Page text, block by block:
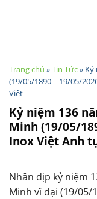
Trang chủ »Tin Tức» Kỷ
(19/05/1890 – 19/05/
Việt
Kỷ niệm 136
Minh (19/05/
Inox Việt Anh
Nhân dịp kỷ niệm
Minh vĩ đại (19/05/